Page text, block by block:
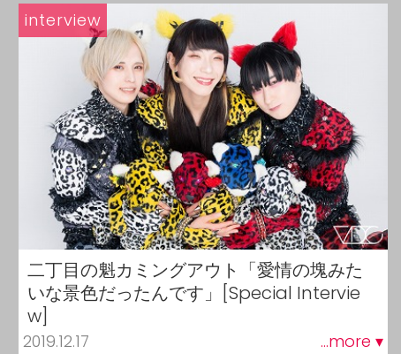
二丁目の魁カミングアウト「愛情の塊みた
いな景色だったんです」[Special Intervie
w]
2019.12.17 ...more ▾
interview